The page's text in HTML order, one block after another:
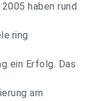
haben rund
ein Erfolg. Das
am